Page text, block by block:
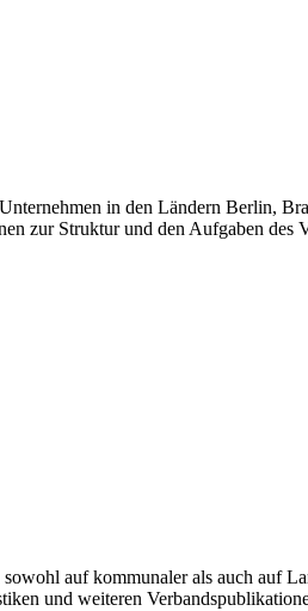
in den Ländern Berlin,
zur Struktur und den Aufgaben des
auf kommunaler als auch auf
und weiteren